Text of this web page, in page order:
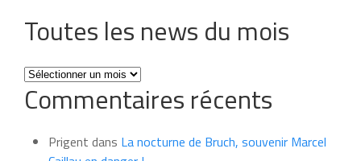
Toutes les news du mois
Toutes
les
news
mois
Commentaires récents
Prigent dans La nocturne de Bruch, souvenir Marcel